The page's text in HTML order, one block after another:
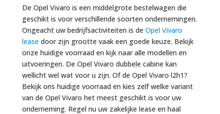
De Opel Vivaro is een middelgrote bestelwagen die
geschikt is voor verschillende soorten ondernemingen.
Ongeacht uw bedrijfsactiviteiten is de Opel Vivaro
leasedoor zijn grootte vaak een goede keuze. Bekijk
onze huidige voorraad en kijk naar alle modellen en
uitvoeringen. De Opel Vivaro dubbele cabine kan
wellicht wel wat voor u zijn. Of de Opel Vivaro l2h1?
Bekijk ons huidige voorraad en kies zelf welke variant
van de Opel Vivaro het meest geschikt is voor uw
onderneming. Regel nu uw zakelijke lease en haal